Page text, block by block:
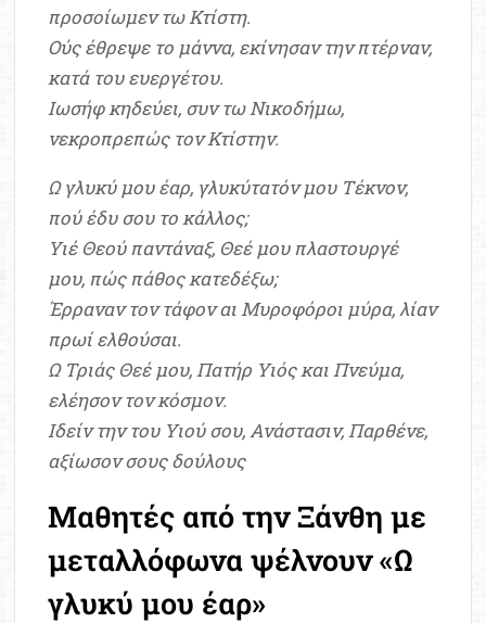
προσοίωμεν τω Κτίστη.
Ούς έθρεψε το μάννα, εκίνησαν την πτέρναν,
κατά του ευεργέτου.
Ιωσήφ κηδεύει, συν τω Νικοδήμω,
νεκροπρεπώς τον Κτίστην.
Ω γλυκύ μου έαρ, γλυκύτατόν μου Τέκνον,
πού έδυ σου το κάλλος;
Υιέ Θεού παντάναξ, Θεέ μου πλαστουργέ
μου, πώς πάθος κατεδέξω;
Έρραναν τον τάφον αι Μυροφόροι μύρα, λίαν
πρωί ελθούσαι.
Ω Τριάς Θεέ μου, Πατήρ Υιός και Πνεύμα,
ελέησον τον κόσμον.
Ιδείν την του Υιού σου, Ανάστασιν, Παρθένε,
αξίωσον σους δούλους
Μαθητές από την Ξάνθη με
μεταλλόφωνα ψέλνουν «Ω
γλυκύ μου έαρ»